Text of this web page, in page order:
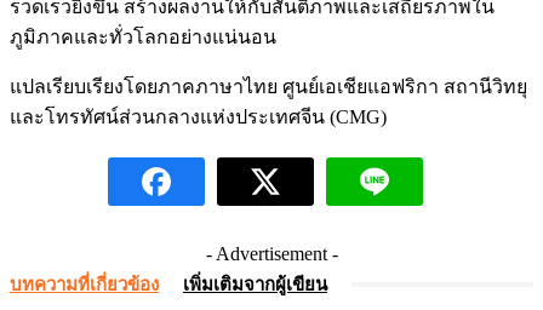
รวดเร็วยิ่งขึ้น สร้างผลงานให้กับสันติภาพและเสถียรภาพใน
ภูมิภาคและทั่วโลกอย่างแน่นอน
แปลเรียบเรียงโดยภาคภาษาไทย ศูนย์เอเชียแอฟริกา สถานีวิทยุ
และโทรทัศน์ส่วนกลางแห่งประเทศจีน (CMG)
- Advertisement -
บทความที่เกี่ยวข้อง เพิ่มเติมจากผู้เขียน